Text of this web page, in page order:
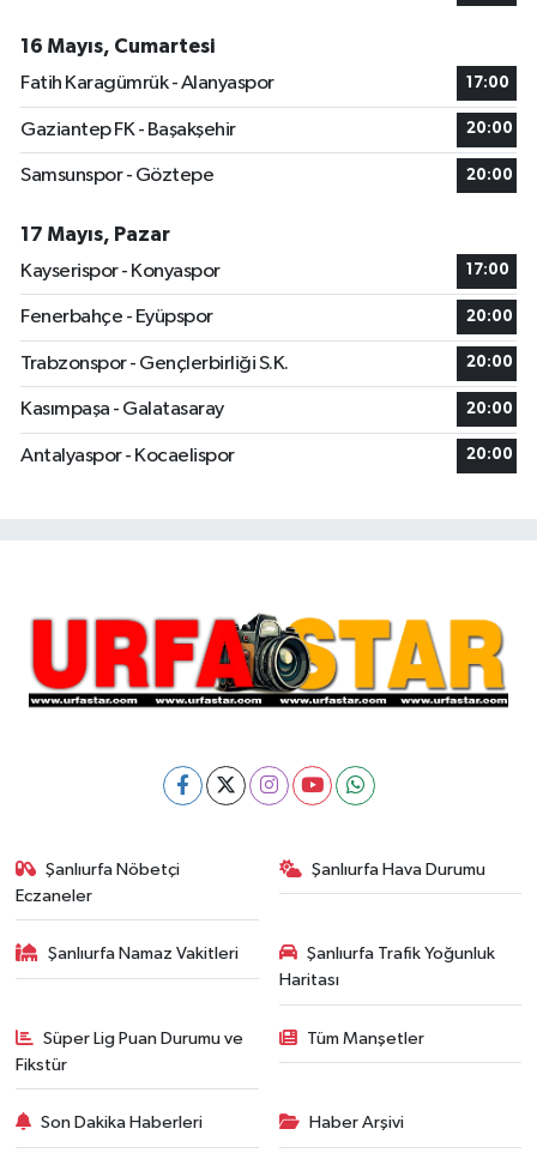
16 Mayıs, Cumartesi
Fatih Karagümrük - Alanyaspor
17:00
Gaziantep FK - Başakşehir 20:00
Samsunspor - Göztepe 20:00
17 Mayıs, Pazar
Kayserispor - Konyaspor
17:00
Fenerbahçe - Eyüpspor 20:00
Trabzonspor - Gençlerbirliği S.K. 20:00
Kasımpaşa - Galatasaray 20:00
Antalyaspor - Kocaelispor 20:00
Şanlıurfa Nöbetçi
Eczaneler
Şanlıurfa Hava Durumu
Şanlıurfa Namaz Vakitleri
Şanlıurfa Trafik Yoğunluk
Haritası
Süper Lig Puan Durumu ve
Fikstür
Tüm Manşetler
Son Dakika Haberleri Haber Arşivi